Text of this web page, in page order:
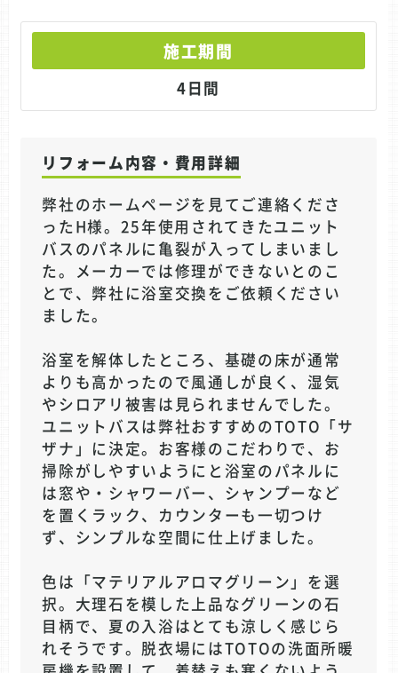
施工期間
4日間
リフォーム内容・費用詳細
弊社のホームページを見てご連絡くださ
ったH様。25年使用されてきたユニット
バスのパネルに亀裂が入ってしまいまし
た。メーカーでは修理ができないとのこ
とで、弊社に浴室交換をご依頼ください
ました。
浴室を解体したところ、基礎の床が通常
よりも高かったので風通しが良く、湿気
やシロアリ被害は見られませんでした。
ユニットバスは弊社おすすめのTOTO「サ
ザナ」に決定。お客様のこだわりで、お
掃除がしやすいようにと浴室のパネルに
は窓や・シャワーバー、シャンプーなど
を置くラック、カウンターも一切つけ
ず、シンプルな空間に仕上げました。
色は「マテリアルアロマグリーン」を選
択。大理石を模した上品なグリーンの石
目柄で、夏の入浴はとても涼しく感じら
れそうです。脱衣場にはTOTOの洗面所暖